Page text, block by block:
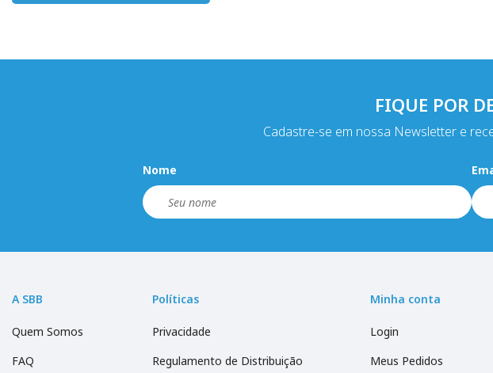
FIQUE POR
Cadastre-se em nossa Newsletter e
Nome
A SBB
Quem Somos
FAQ
Políticas
Privacidade
Regulamento de Distribuição
Minha conta
Login
Meus Pedidos